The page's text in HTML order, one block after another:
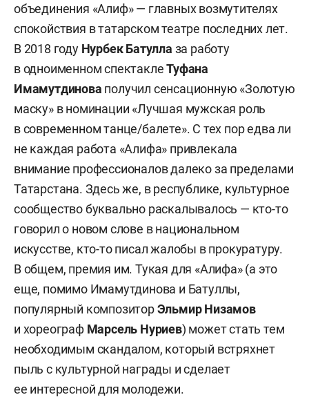
Шарапова Йолдыз Адиповна:
произведения «Китаплы кич», «Каен алмасы»,
6)Леронов Лемон Леронович (Лябиб
Лерон): книги для детей «Җил көймәсе»,
«Әкиятче малай».
Театр:
7)Набережночелнинский драматический театр
им. Гилязова:спектакль «Абага алмасы ачы
була» (режиссер —Фаиль Ибрагимов,
исполнитель главной роли —Рафиль Гарипович
Сагдуллин, автор пьесы —Сабиров Равиль
8)Набережночелнинский драматический театр
им. Гилязова: спектакль «Шәһәр. Нокта.
Брежнев» («Город Брежнев») (автор
произведения —Шамиль Идиатуллин
режиссер —Олег Киньзягулов
объединения «Алиф» — главных возмутителях
спокойствия в татарском театре последних лет.
В 2018 году Нурбек Батулла за работу
в одноименном спектаклеТуфана
Имамутдинова получил сенсационную «Золотую
маску» в номинации «Лучшая мужская роль
в современном танце/балете». С тех пор едва ли
не каждая работа «Алифа» привлекала
внимание профессионалов далеко за пределами
Татарстана. Здесь же, в республике, культурное
сообщество буквально раскалывалось — кто-то
говорил о новом слове в национальном
искусстве, кто-то писал жалобы в прокуратуру.
В общем, премия им. Тукая для «Алифа» (а это
еще, помимо Имамутдинова и Батуллы,
популярный композиторЭльмир Низамов
и хореограф Марсель Нуриев) может стать тем
необходимым скандалом, который встряхнет
пыль с культурной награды и сделает
ее интересной для молодежи.